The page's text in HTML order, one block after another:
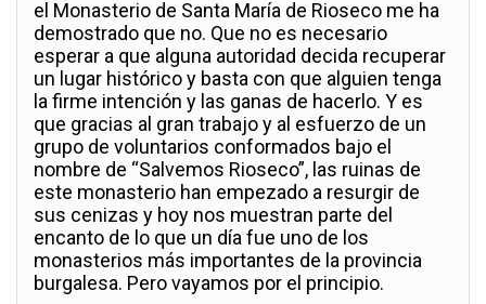
el Monasterio de Santa María de Rioseco me ha
demostrado que no. Que no es necesario
esperar a que alguna autoridad decida recuperar
un lugar histórico y basta con que alguien tenga
la firme intención y las ganas de hacerlo. Y es
que gracias al gran trabajo y al esfuerzo de un
grupo de voluntarios conformados bajo el
nombre de “Salvemos Rioseco”, las ruinas de
este monasterio han empezado a resurgir de
sus cenizas y hoy nos muestran parte del
encanto de lo que un día fue uno de los
monasterios más importantes de la provincia
burgalesa. Pero vayamos por el principio.